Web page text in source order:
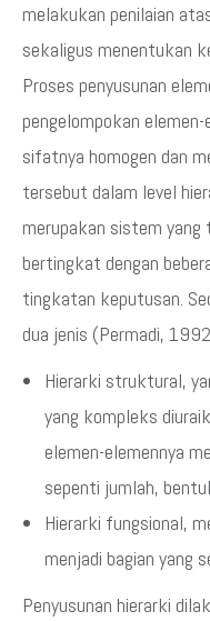
melakukan penilaian
sekaligus menentukan
Proses penyusunan
pengelompokan
sifatnya homogen dan
tersebut dalam level
merupakan sistem
bertingkat dengan
tingkatan keputusan.
dua jenis (Permadi,
Hierarki struktural,
yang kompleks
elemen-elemennya
sepenti jumlah,
Hierarki fungsional,
menjadi bagian yang
Penyusunan hierarki